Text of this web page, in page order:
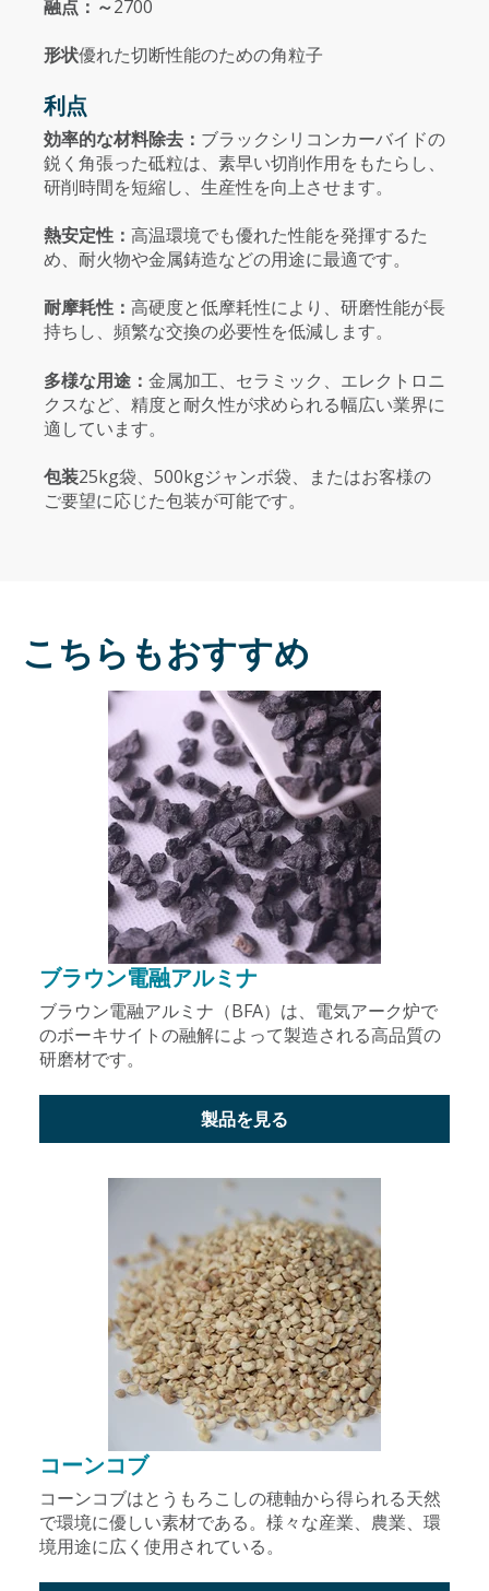
融点：～2700
形状優れた切断性能のための角粒子
利点
効率的な材料除去： ブラックシリコンカーバイドの
鋭く角張った砥粒は、素早い切削作用をもたらし、
研削時間を短縮し、生産性を向上させます。
熱安定性： 高温環境でも優れた性能を発揮するた
め、耐火物や金属鋳造などの用途に最適です。
耐摩耗性： 高硬度と低摩耗性により、研磨性能が長
持ちし、頻繁な交換の必要性を低減します。
多様な用途： 金属加工、セラミック、エレクトロニ
クスなど、精度と耐久性が求められる幅広い業界に
適しています。
包装25kg袋、500kgジャンボ袋、またはお客様の
ご要望に応じた包装が可能です。
こちらもおすすめ
ブラウン電融アルミナ
ブラウン電融アルミナ（BFA）は、電気アーク炉で
のボーキサイトの融解によって製造される高品質の
研磨材です。
製品を見る
コーンコブ
コーンコブはとうもろこしの穂軸から得られる天然
で環境に優しい素材である。様々な産業、農業、環
境用途に広く使用されている。